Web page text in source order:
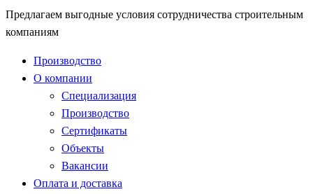
Предлагаем выгодные условия сотрудничества строительным
компаниям
Производство
О компании
Специализация
Производство
Сертификаты
Объекты
Вакансии
Оплата и доставка